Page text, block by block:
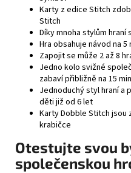
Karty z edice Stitch
Stitch
Díky mnoha stylům
Hra obsahuje návod na 5
Zapojit se může 2 až 8
Jedno kolo svižné
zabaví přibližně na 15
Jednoduchý styl hraní a
děti již od 6 let
Karty Dobble Stitch
krabičce
Otestujte svou
společenskou